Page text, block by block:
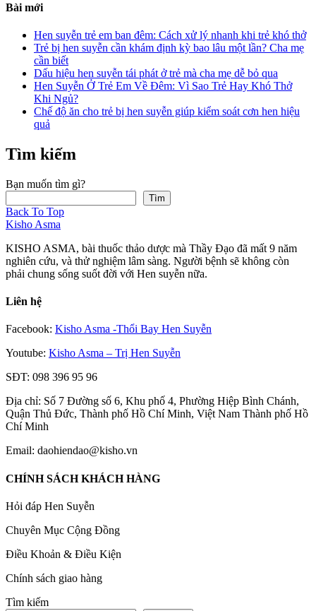
Bài mới
Hen suyễn trẻ em ban đêm: Cách xử lý nhanh khi trẻ khó thở
Trẻ bị hen suyễn cần khám định kỳ bao lâu một lần? Cha mẹ
cần biết
Dấu hiệu hen suyễn tái phát ở trẻ mà cha mẹ dễ bỏ qua
Hen Suyễn Ở Trẻ Em Về Đêm: Vì Sao Trẻ Hay Khó Thở
Khi Ngủ?
Chế độ ăn cho trẻ bị hen suyễn giúp kiểm soát cơn hen hiệu
quả
Tìm kiếm
Bạn muốn tìm gì?
Tìm
Back To Top
Kisho Asma
KISHO ASMA, bài thuốc thảo dược mà Thầy Đạo đã mất 9 năm
nghiên cứu, và thử nghiệm lâm sàng. Người bệnh sẽ không còn
phải chung sống suốt đời với Hen suyễn nữa.
Liên hệ
Facebook: Kisho Asma -Thổi Bay Hen Suyễn
Youtube: Kisho Asma – Trị Hen Suyễn
SĐT: 098 396 95 96
Địa chỉ: Số 7 Đường số 6, Khu phố 4, Phường Hiệp Bình Chánh,
Quận Thủ Đức, Thành phố Hồ Chí Minh, Việt Nam Thành phố Hồ
Chí Minh
Email: daohiendao@kisho.vn
CHÍNH SÁCH KHÁCH HÀNG
Hỏi đáp Hen Suyễn
Chuyên Mục Cộng Đồng
Điều Khoản & Điều Kiện
Chính sách giao hàng
Tìm kiếm